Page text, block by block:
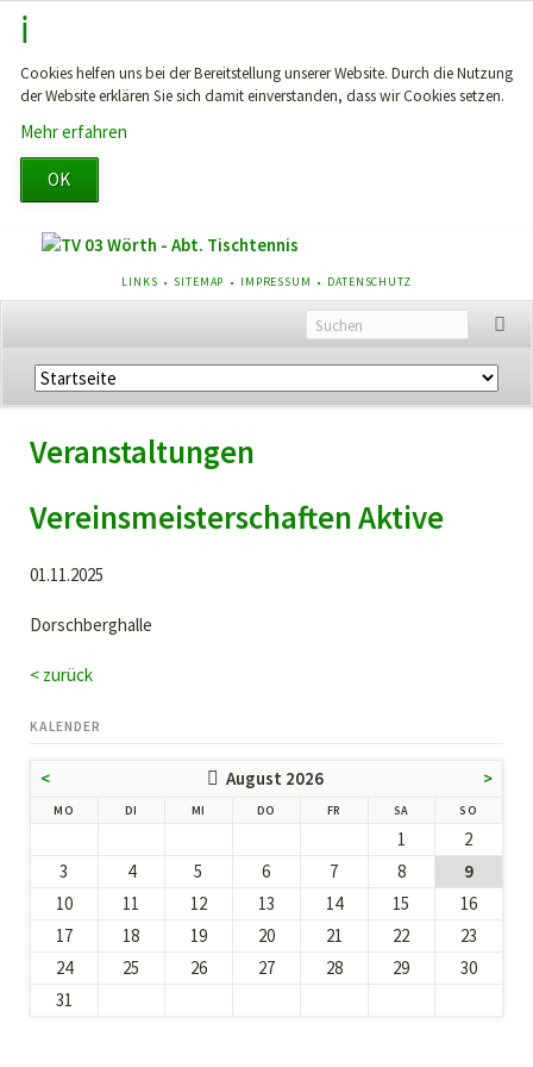
Cookies helfen uns bei der Bereitstellung unserer Website. Durch die Nutzung
der Website erklären Sie sich damit einverstanden, dass wir Cookies setzen.
Mehr erfahren
OK
NAVIGATION
ÜBERSPRINGEN
LINKS SITEMAP IMPRESSUM DATENSCHUTZ
Navigation
überspringen
Veranstaltungen
Vereinsmeisterschaften Aktive
01.11.2025
Dorschberghalle
< zurück
KALENDER
< August 2026 >
MO DI MI DO NNERSTAG
FR SA SO
1
2
3
4 5 6 7 8
9
10
11 12 13 14 15
16
17
18 19 20 21 22
23
24
25 26 27 28 29
30
31